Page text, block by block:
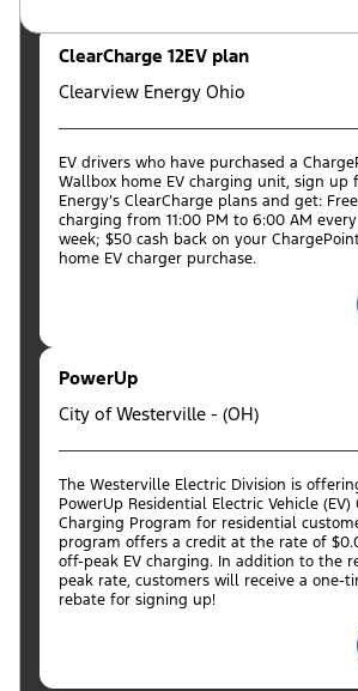
ClearCharge 12EV plan
Clearview Energy Ohio
EV drivers who have purchased a
Wallbox home EV charging unit, sign up
Energy’s ClearCharge plans and get:
charging from 11:00 PM to 6:00 AM
week; $50 cash back on your
home EV charger purchase.
PowerUp
City of Westerville - (OH)
The Westerville Electric Division is
PowerUp Residential Electric Vehicle (EV)
Charging Program for residential
program offers a credit at the rate of
off-peak EV charging. In addition to the
peak rate, customers will receive a one-
rebate for signing up!